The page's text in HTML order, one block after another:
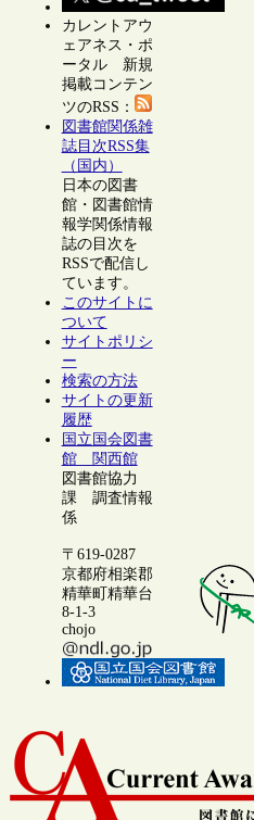
カレントアウ
ェアネス・ポ
ータル 新規
掲載コンテン
ツのRSS：
図書館関係雑
誌目次RSS集
（国内）
日本の図書
館・図書館情
報学関係情報
誌の目次を
RSSで配信し
ています。
このサイトに
ついて
サイトポリシ
ー
検索の方法
サイトの更新
履歴
国立国会図書
館 関西館
図書館協力
課 調査情報
係
〒619-0287
京都府相楽郡
精華町精華台
8-1-3
chojo